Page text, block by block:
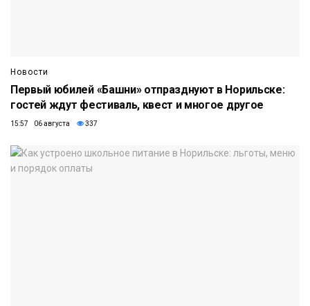
Новости
Первый юбилей «Башни» отпразднуют в Норильске:
гостей ждут фестиваль, квест и многое другое
15:57 06 августа 337